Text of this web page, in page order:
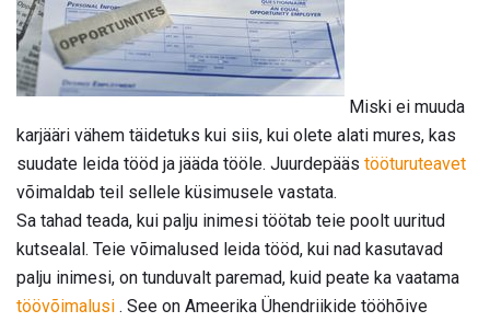
Miski ei muuda
karjääri vähem täidetuks kui siis, kui olete alati mures, kas
suudate leida tööd ja jääda tööle. Juurdepääs tööturuteavet
võimaldab teil sellele küsimusele vastata.
Sa tahad teada, kui palju inimesi töötab teie poolt uuritud
kutsealal. Teie võimalused leida tööd, kui nad kasutavad
palju inimesi, on tunduvalt paremad, kuid peate ka vaatama
töövõimalusi . See on Ameerika Ühendriikide tööhõive